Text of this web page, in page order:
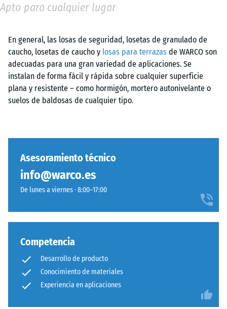
Apto para cualquier lugar
En general, las losas de seguridad, losetas de granulado de
caucho, losetas de caucho y losas para terrazas de WARCO son
adecuadas para una gran variedad de aplicaciones. Se
instalan de forma fácil y rápida sobre cualquier superficie
plana y resistente – como hormigón, mortero autonivelante o
suelos de baldosas de cualquier tipo.
Asesoramiento técnico
info@warco.es
De lunes a viernes · 8:00–17:00
Competencia
Desarrollo de producto
Conocimiento de materiales
Experiencia en aplicaciones